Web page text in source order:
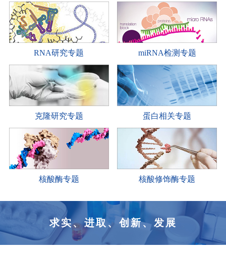
RNA研究专题 miRNA检测专题
克隆研究专题 蛋白相关专题
核酸酶专题 核酸修饰酶专题
求实、进取、创新、发展